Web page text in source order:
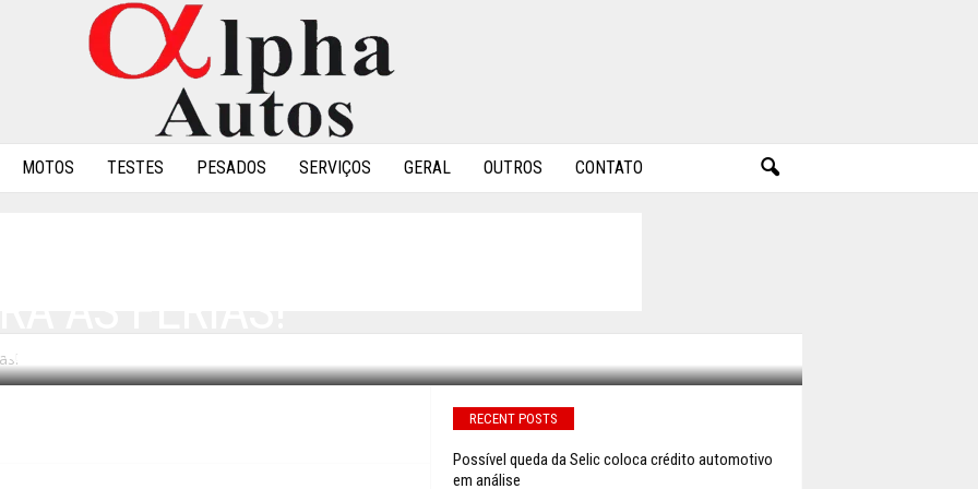
MOTOS TESTES PESADOS SERVIÇOS GERAL OUTROS CONTATO
RECENT POSTS
Possível queda da Selic coloca crédito automotivo
em análise